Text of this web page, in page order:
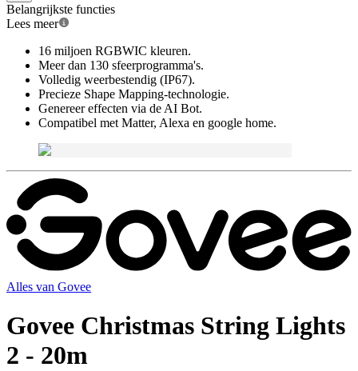
Belangrijkste functies
Lees meer
16 miljoen RGBWIC kleuren.
Meer dan 130 sfeerprogramma's.
Volledig weerbestendig (IP67).
Precieze Shape Mapping-technologie.
Genereer effecten via de AI Bot.
Compatibel met Matter, Alexa en google home.
Alles van Govee
Govee Christmas String Lights
2 - 20m